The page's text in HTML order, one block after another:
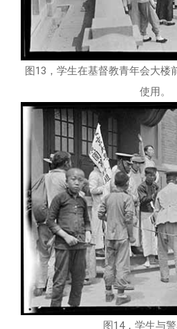
图13，学生在基督教青年会大楼
使用。
图14，学生与